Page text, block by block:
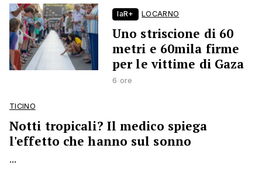
laR+ LOCARNO
Uno striscione di 60
metri e 60mila firme
per le vittime di Gaza
6 ore
TICINO
Notti tropicali? Il medico spiega
l'effetto che hanno sul sonno
...